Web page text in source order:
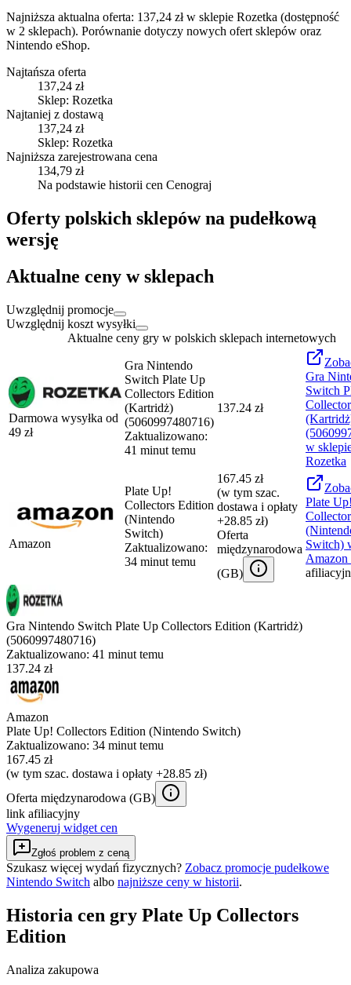
Najniższa aktualna oferta: 137,24 zł w sklepie Rozetka (dostępność
w 2 sklepach). Porównanie dotyczy nowych ofert sklepów oraz
Nintendo eShop.
Najtańsza oferta
137,24 zł
Sklep: Rozetka
Najtaniej z dostawą
137,24 zł
Sklep: Rozetka
Najniższa zarejestrowana cena
134,79 zł
Na podstawie historii cen Cenograj
Oferty polskich sklepów na pudełkową
wersję
Aktualne ceny w sklepach
Uwzględnij promocje
Uwzględnij koszt wysyłki
Aktualne ceny gry w polskich sklepach internetowych
Darmowa wysyłka od
49 zł
Gra Nintendo
Switch Plate Up
Collectors Edition
(Kartridż)
(5060997480716)
Zaktualizowano:
41 minut temu
137.24 zł
Gra
Switch
w
Rozetka
Amazon
Plate Up!
Collectors Edition
(Nintendo
Switch)
Zaktualizowano:
34 minut temu
167.45 zł
(w tym szac.
dostawa i opłaty
+28.85 zł)
Oferta
międzynarodowa
(GB)
Plate
Switch)
Gra Nintendo Switch Plate Up Collectors Edition (Kartridż)
(5060997480716)
Zaktualizowano: 41 minut temu
137.24 zł
Amazon
Plate Up! Collectors Edition (Nintendo Switch)
Zaktualizowano: 34 minut temu
167.45 zł
(w tym szac. dostawa i opłaty +28.85 zł)
Oferta międzynarodowa (GB)
link afiliacyjny
Wygeneruj widget cen
Zgłoś problem z ceną
Szukasz więcej wydań fizycznych? Zobacz promocje pudełkowe
Nintendo Switch albo najniższe ceny w historii.
Historia cen gry Plate Up Collectors
Edition
Analiza zakupowa